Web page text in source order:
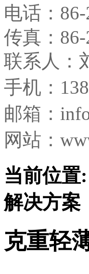
电话：
传真：
联系人：
手机：
邮箱：
网站：
当前位置:
解决方案
克重轻